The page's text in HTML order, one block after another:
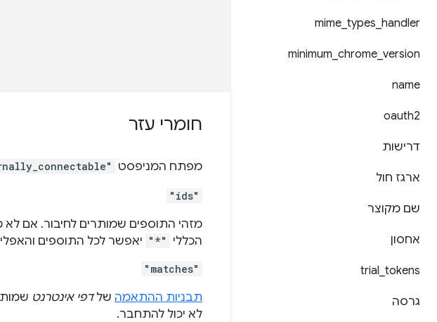
mime types handler
minimum chrome version
name
oauth2
דרישות
ארגז חול
שם מקוצר
אחסון
trial tokens
גרסה
חומרי עזר
מפתח המניפסט
"ids"
מזהי התוספים שמותרים לחיבור. אם לא
הכללי
"*" יאפשר לכל התוספים
"matches"
תבניות ההתאמה שלדפי אינטרנט
לא יכול להתחבר.